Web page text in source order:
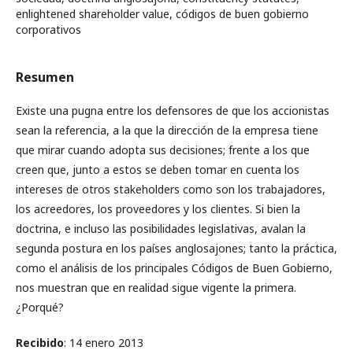
enlightened shareholder value, códigos de buen gobierno
corporativos
Resumen
Existe una pugna entre los defensores de que los accionistas
sean la referencia, a la que la dirección de la empresa tiene
que mirar cuando adopta sus decisiones; frente a los que
creen que, junto a estos se deben tomar en cuenta los
intereses de otros stakeholders como son los trabajadores,
los acreedores, los proveedores y los clientes. Si bien la
doctrina, e incluso las posibilidades legislativas, avalan la
segunda postura en los países anglosajones; tanto la práctica,
como el análisis de los principales Códigos de Buen Gobierno,
nos muestran que en realidad sigue vigente la primera.
¿Porqué?
Recibido: 14 enero 2013